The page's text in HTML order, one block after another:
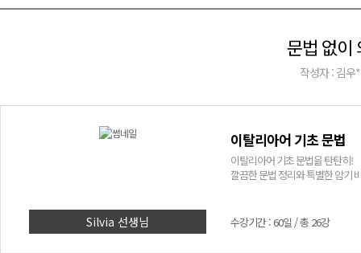
문법 없이
작성자 : 김우*
Silvia 선생님
이탈리아어 기초 문법
이탈리아어 기초 문법을 탄탄히!
깔끔한 문법 정리와 특별한 암기
수강기간 : 60일 / 총 26강